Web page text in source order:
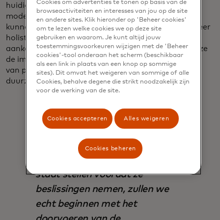
huidige emissieniveaus. Besluitvormers zouden de
modellen van de Sustainable Consumption Index
kunnen gebruiken om toegang te krijgen tot een meer
holistisch beeld van de emissie-impact van de
aankoopbeslissingen van consumenten, waardoor ze
de impact kunnen maximaliseren bij het ontwerpen
van producten en beleid die verschuivingen naar
duurzamere keuzes ondersteunen en stimuleren.
"Als we consumenten kunnen
inspireren, informeren en in
staat stellen voordat ze
beslissingen nemen, zullen we
echt beginnen met het
Cookies om advertenties te tonen op basis van de
browseactiviteiten en interesses van jou op de site
en andere sites. Klik hieronder op 'Beheer cookies'
om te lezen welke cookies we op deze site
gebruiken en waarom. Je kunt altijd jouw
toestemmingsvoorkeuren wijzigen met de 'Beheer
cookies'-tool onderaan het scherm (beschikbaar
als een link in plaats van een knop op sommige
sites). Dit omvat het weigeren van sommige of alle
Cookies, behalve degene die strikt noodzakelijk zijn
voor de werking van de site.
Cookies accepteren Alles weigeren
Cookies beheren